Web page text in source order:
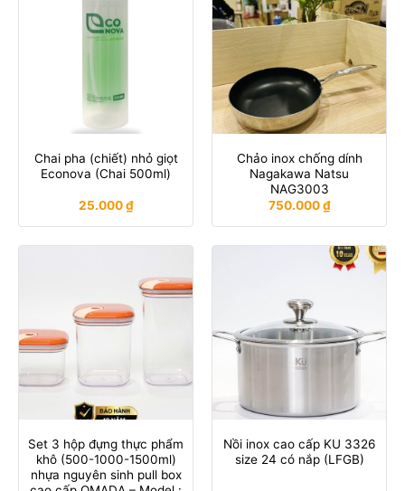
Chai pha (chiết) nhỏ giọt
Econova (Chai 500ml)
25.000₫
Chảo inox chống dính
Nagakawa Natsu
NAG3003
750.000₫
Set 3 hộp đựng thực phẩm
khô (500-1000-1500ml)
nhựa nguyên sinh pull box
Nồi inox cao cấp KU 3326
size 24 có nắp (LFGB)